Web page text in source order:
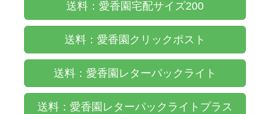
送料：愛香園宅配サイズ200
送料：愛香園クリックポスト
送料：愛香園レターパックライト
送料：愛香園レターパックライトプラス